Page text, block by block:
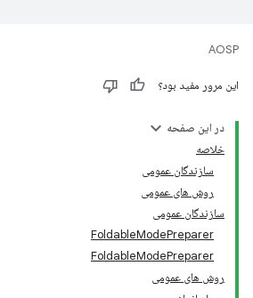
AOSP
این مرور مفید بود؟
در این صفحه
خلاصه
سازندگان عمومی
روش های عمومی
سازندگان عمومی
FoldableModePreparer
FoldableModePreparer
روش های عمومی